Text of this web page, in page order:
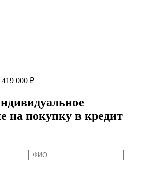
419 000 ₽
на покупку в кредит